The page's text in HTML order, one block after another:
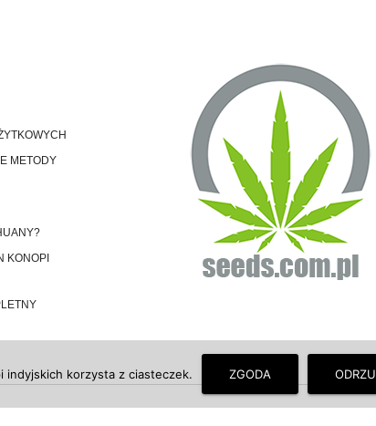
METODY
KONOPI
indyjskich korzysta z ciasteczek. ZGODA